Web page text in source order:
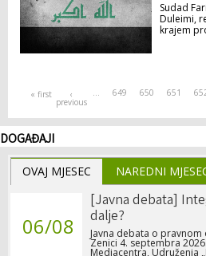
Sudad
Duleimi,
krajem
Pages
« first ‹
previous
… 649 650 651
DOGAĐAJI
OVAJ MJESEC NAREDNI
06/08
[Javna debata]
dalje?
Javna debata o
Zenici 4. septembra
Mediacentra, Udruženja